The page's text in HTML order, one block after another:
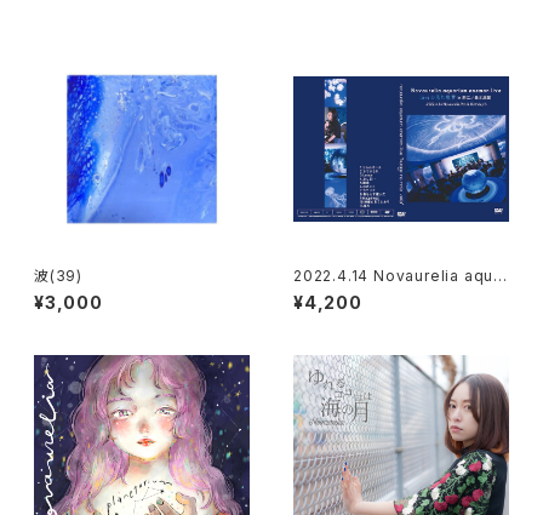
波(39)
¥3,000
2022.4.14 Novaurelia aquar
ium one man live「海月の見
た世界」DVD
¥4,200